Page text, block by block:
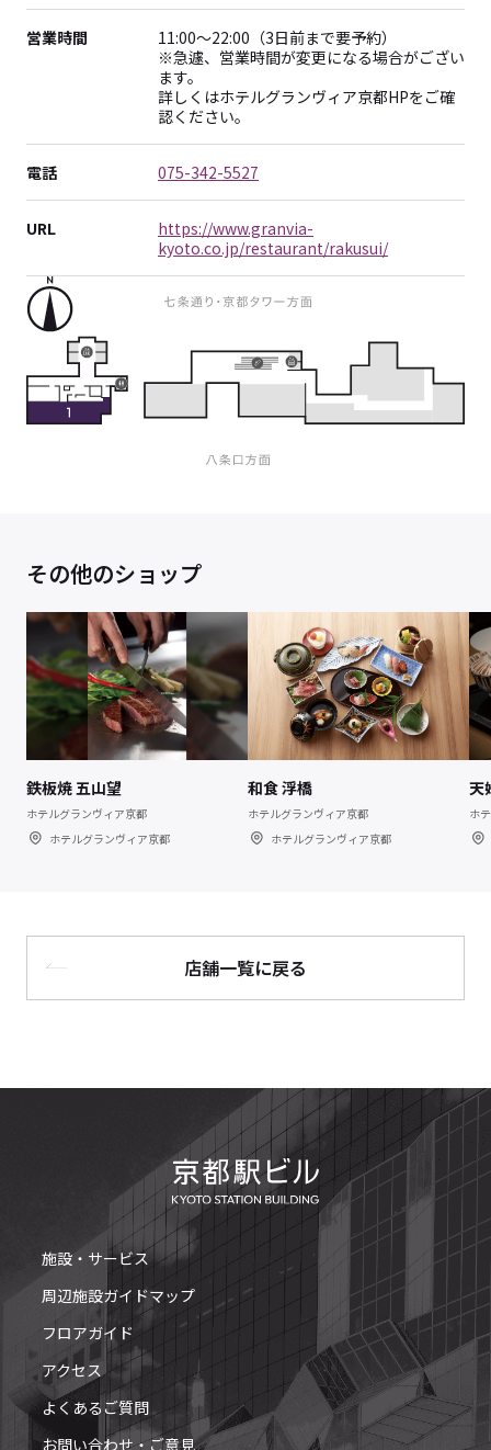
営業時間
11:00～22:00（3日前まで要予約）
※急遽、営業時間が変更になる場合がござい
ます。
詳しくはホテルグランヴィア京都HPをご確
認ください。
電話 075-342-5527
URL
https://www.granvia-
kyoto.co.jp/restaurant/rakusui/
その他のショップ
鉄板焼 五山望
ホテルグランヴィア京都
ホテルグランヴィア京都
和食 浮橋
ホテルグランヴィア京都
ホテルグランヴィア京都
天
ホ
店舗一覧に戻る
施設・サービス
周辺施設ガイドマップ
フロアガイド
アクセス
よくあるご質問
お問い合わせ・ご意見